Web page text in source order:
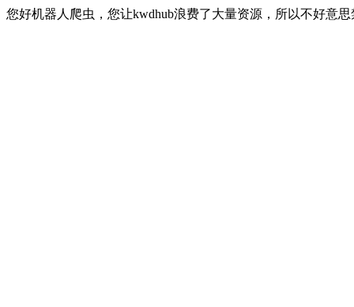
您好机器人爬虫，您让kwdhub浪费了大量资源，所以不好意